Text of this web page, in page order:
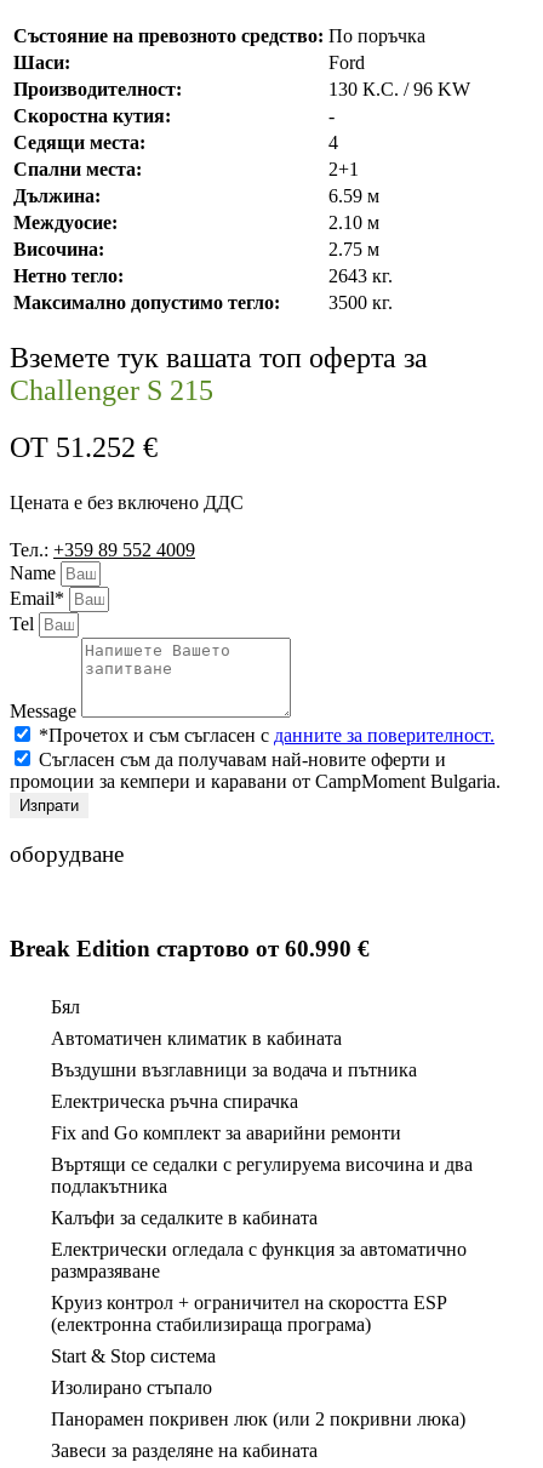
Състояние на превозното средство: По поръчка
Шаси:
Ford
Производителност:
130 К.С. / 96 KW
Скоростна кутия:
-
Седящи места:
4
Спални места:
2+1
Дължина:
6.59 м
Междуосие:
2.10 м
Височина:
2.75 м
Нетно тегло:
2643 кг.
Максимално допустимо тегло:
3500 кг.
Вземете тук вашата топ оферта за
Challenger S 215
ОТ 51.252 €
Цената е без включено ДДС
Тел.: +359 89 552 4009
Name
Email*
Tel
Message
*Прочетох и съм съгласен с данните за поверителност.
Съгласен съм да получавам най-новите оферти и
промоции за кемпери и каравани от CampMoment Bulgaria.
Изпрати
оборудване
Break Edition стартово от 60.990 €
Бял
Автоматичен климатик в кабината
Въздушни възглавници за водача и пътника
Електрическа ръчна спирачка
Fix and Go комплект за аварийни ремонти
Въртящи се седалки с регулируема височина и два
подлакътника
Калъфи за седалките в кабината
Електрически огледала с функция за автоматично
размразяване
Круиз контрол + ограничител на скоростта ESP
(електронна стабилизираща програма)
Start & Stop система
Изолирано стъпало
Панорамен покривен люк (или 2 покривни люка)
Завеси за разделяне на кабината